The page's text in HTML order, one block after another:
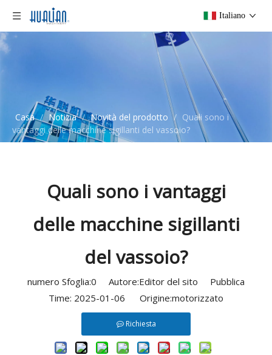
Italiano
Casa / Notizia / Novità del prodotto / Quali sono i
vantaggi delle macchine sigillanti del vassoio?
Quali sono i vantaggi
delle macchine sigillanti
del vassoio?
numero Sfoglia:0 Autore:Editor del sito Pubblica
Time: 2025-01-06 Origine:motorizzato
Richiesta